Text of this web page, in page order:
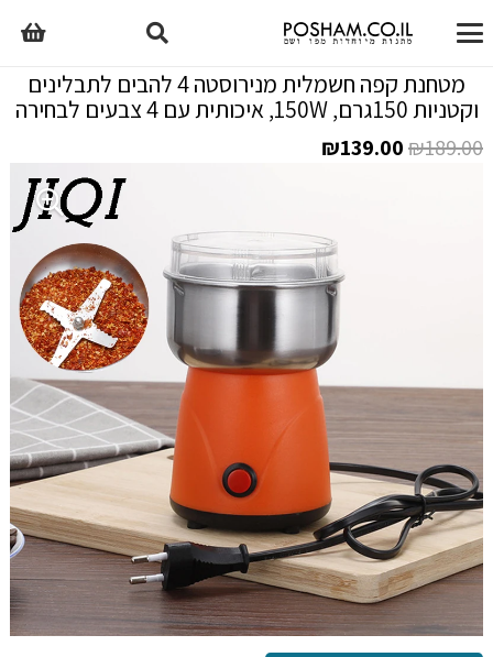
מטחנת קפה חשמלית מנירוסטה 4 להבים לתבלינים
וקטניות 150גרם, 150W, איכותית עם 4 צבעים לבחירה
₪189.00
המחיר
₪189.00.
₪139.00
₪139.00.